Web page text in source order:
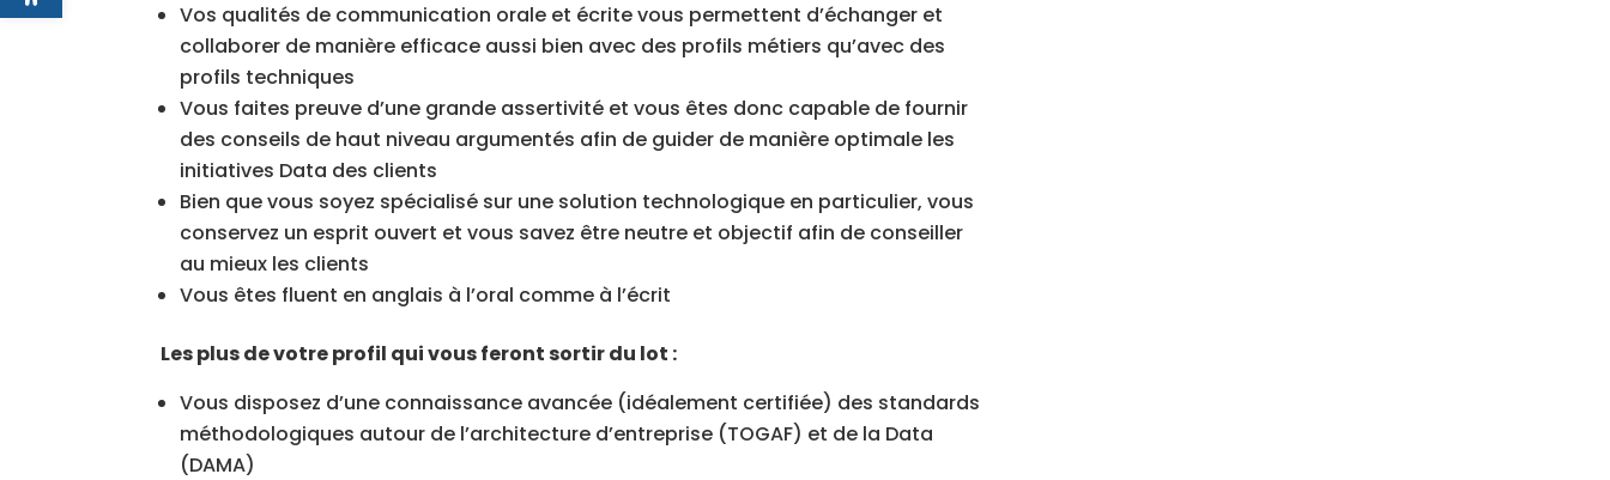
Vos qualités de communication orale et écrite vous permettent d’échanger et
collaborer de manière efficace aussi bien avec des profils métiers qu’avec des
profils techniques
Vous faites preuve d’une grande assertivité et vous êtes donc capable de fournir
des conseils de haut niveau argumentés afin de guider de manière optimale les
initiatives Data des clients
Bien que vous soyez spécialisé sur une solution technologique en particulier, vous
conservez un esprit ouvert et vous savez être neutre et objectif afin de conseiller
au mieux les clients
Vous êtes fluent en anglais à l’oral comme à l’écrit
Les plus de votre profil qui vous feront sortir du lot :
Vous disposez d’une connaissance avancée (idéalement certifiée) des standards
méthodologiques autour de l’architecture d’entreprise (TOGAF) et de la Data
(DAMA)